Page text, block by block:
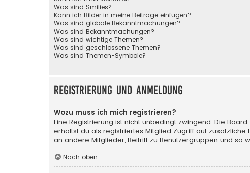
Was sind Smilies?
Kann ich Bilder in meine Beiträge einfügen?
Was sind globale Bekanntmachungen?
Was sind Bekanntmachungen?
Was sind wichtige Themen?
Was sind geschlossene Themen?
Was sind Themen-Symbole?
Registrierung und Anmeldung
Wozu muss ich mich registrieren?
Eine Registrierung ist nicht unbedingt zwingend. Die
erhältst du als registriertes Mitglied Zugriff auf
an andere Mitglieder, Beitritt zu Benutzergruppen und
Nach oben